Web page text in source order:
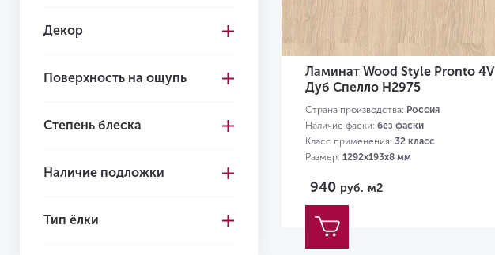
Желтый
Декор
Поверхность на ощупь
Степень блеска
Наличие подложки
Тип ёлки
Ламинат Wood Style Pronto 4V
Дуб Спелло H2975
Страна производства: Россия
Наличие фаски: без фаски
Класс применения: 32 класс
Размер: 1292х193х8 мм
940 руб. м2